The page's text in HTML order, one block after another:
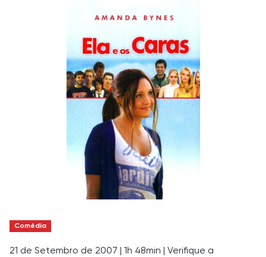
Comédia
21 de Setembro de 2007 1h 48min
Verifique a